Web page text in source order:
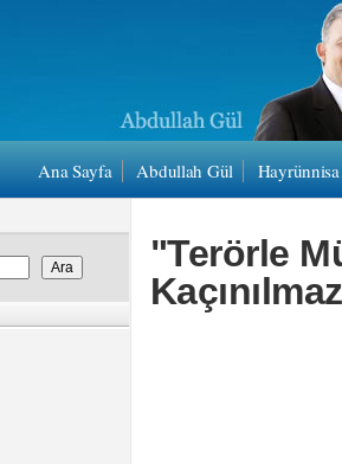
Ana Sayfa Abdullah Gül
"Terörle